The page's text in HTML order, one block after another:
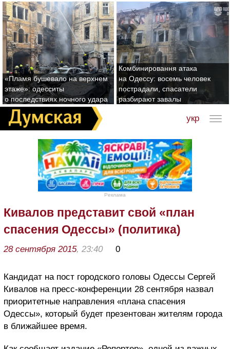
«Пламя бушевало на верхнем
этаже»: одесситы
о последствиях ночного удара
Комбинировання атака
на Одессу: восемь человек
пострадали, спасатели
разбирают завалы
укр
Реклама
Кивалов представит свой «план
спасения Одессы» (политика)
28 сентября 2015, 23:40 0
Кандидат на пост городского головы Одессы Сергей
Кивалов на пресс-конференции 28 сентября назвал
приоритетные направления «плана спасения
Одессы», который будет презентован жителям города
в ближайшее время.